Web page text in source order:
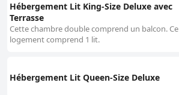
Hébergement Lit King-Size Deluxe avec
Terrasse
Cette chambre double comprend un balcon. Ce
logement comprend 1 lit.
Hébergement Lit Queen-Size Deluxe